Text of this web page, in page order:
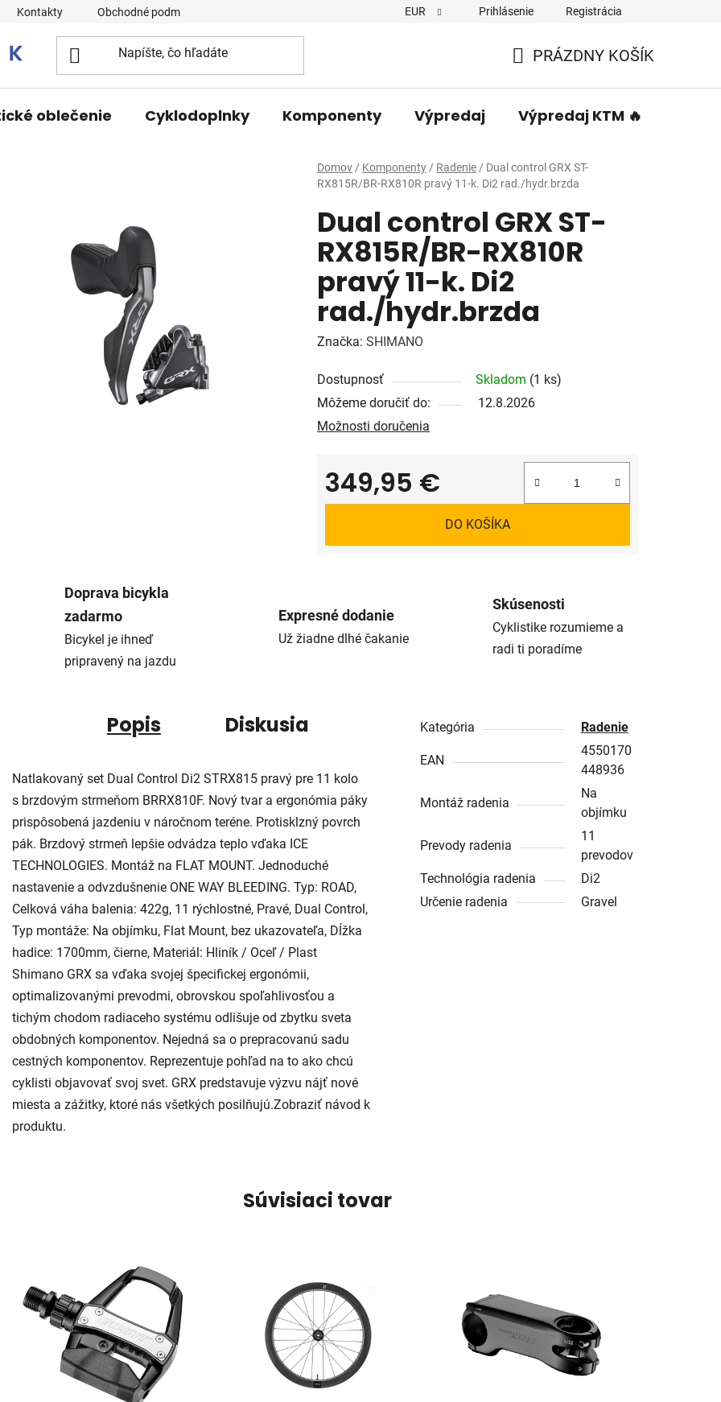
Kontakty Obchodné podmienky EUR Prihlásenie Registrácia
KOŠÍK
PRÁZDNY KOŠÍK
oblečenie Cyklodoplnky Komponenty Výpredaj Výpredaj KTM 🔥
Domov / Komponenty / Radenie / Dual control GRX ST-
RX815R/BR-RX810R pravý 11-k. Di2 rad./hydr.brzda
Dual control GRX ST-
RX815R/BR-RX810R
pravý 11-k. Di2
rad./hydr.brzda
Značka: SHIMANO
Dostupnosť Skladom (1 ks)
Môžeme doručiť do:
12.8.2026
Možnosti doručenia
349,95 €
Jednotková cena:
DO KOŠÍKA
Doprava bicykla
zadarmo
Bicykel je ihneď
pripravený na jazdu
Expresné dodanie
Už žiadne dlhé čakanie
Skúsenosti
Cyklistike rozumieme a
radi ti poradíme
Popis Diskusia
Natlakovaný set Dual Control Di2 STRX815 pravý pre 11 kolo
s brzdovým strmeňom BRRX810F. Nový tvar a ergonómia páky
prispôsobená jazdeniu v náročnom teréne. Protisklzný povrch
pák. Brzdový strmeň lepšie odvádza teplo vďaka ICE
TECHNOLOGIES. Montáž na FLAT MOUNT. Jednoduché
nastavenie a odvzdušnenie ONE WAY BLEEDING. Typ: ROAD,
Celková váha balenia: 422g, 11 rýchlostné, Pravé, Dual Control,
Typ montáže: Na objímku, Flat Mount, bez ukazovateľa, Dĺžka
hadice: 1700mm, čierne, Materiál: Hliník / Oceľ / Plast
Shimano GRX sa vďaka svojej špecifickej ergonómii,
optimalizovanými prevodmi, obrovskou spoľahlivosťou a
tichým chodom radiaceho systému odlišuje od zbytku sveta
obdobných komponentov. Nejedná sa o prepracovanú sadu
cestných komponentov. Reprezentuje pohľad na to ako chcú
cyklisti objavovať svoj svet. GRX predstavuje výzvu nájť nové
miesta a zážitky, ktoré nás všetkých posilňujú.Zobraziť návod k
produktu.
Kategória Radenie
EAN
4550170
448936
Montáž radenia
Na
objímku
Prevody radenia
11
prevodov
Technológia radenia
Di2
Určenie radenia
Gravel
Súvisiaci tovar